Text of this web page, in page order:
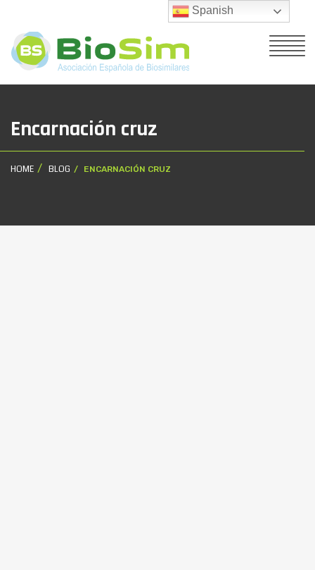
Encarnación cruz
HOME BLOG ENCARNACIÓN CRUZ
Spanish